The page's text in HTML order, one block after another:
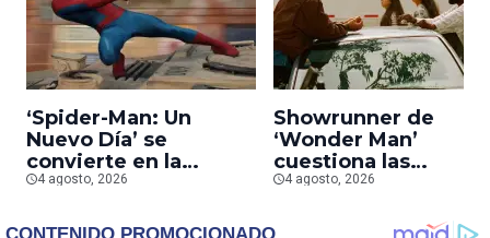
‘Spider-Man: Un
Nuevo Día’ se
convierte en la
segunda película que
los mil millones en
4 agosto, 2026
Showrunner de
‘Wonder Man’
cuestiona las
prioridades de
la serie
4 agosto, 2026